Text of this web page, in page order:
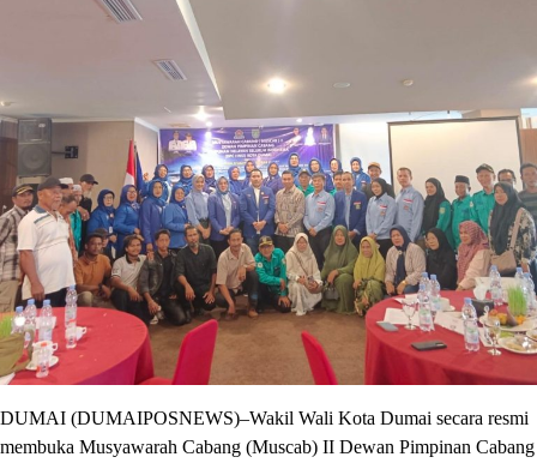
DUMAI (DUMAIPOSNEWS)–Wakil Wali Kota Dumai secara resmi
membuka Musyawarah Cabang (Muscab) II Dewan Pimpinan Cabang